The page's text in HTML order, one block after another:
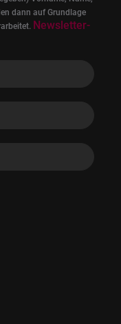
dann auf Grundlage
Newsletter-